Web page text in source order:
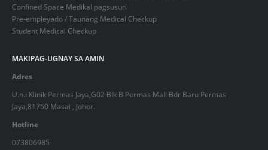
Confined Space Medikal pagsusuri
Pre-empleyado / Taunang Medical Checkup
Student Medical Checkup
MAKIPAG-UGNAY SA AMIN
Adres
U.n.i Klinik Permas Jaya,G02 Blk B Permas Mall Bdr Baru Permas
Jaya,81750 Masai , Johor.
Hotline
073806985